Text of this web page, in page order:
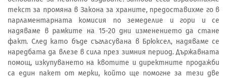
текст за промяна в Закона за храните, предоставихме го в
парламентарната комисия по земеделие и гори и се
надяваме в рамките на 15-20 дни изменението да стане
факт. След като бъде съгласувана в Брюксел, надяваме се
наредбата да влезе в сила през зимния период. Държавната
помощ, изкупуването на квотите и директните продажби
са един пакет от мерки, който ще помогне за тези две